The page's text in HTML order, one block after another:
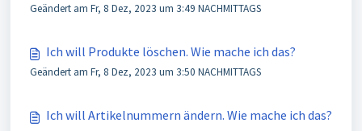
Geändert am Fr, 8 Dez, 2023 um 3:49 NACHMITTAGS
Ich will Produkte löschen. Wie mache ich das?
Geändert am Fr, 8 Dez, 2023 um 3:50 NACHMITTAGS
Ich will Artikelnummern ändern. Wie mache ich das?